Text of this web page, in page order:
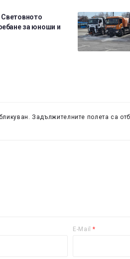
за юноши и
Задължителните полета са
E-Mail*